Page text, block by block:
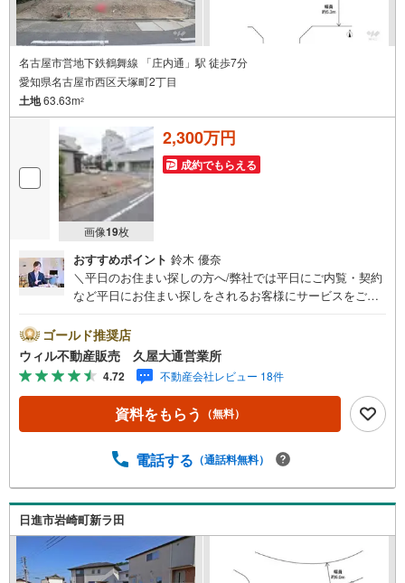
名古屋市営地下鉄鶴舞線 「庄内通」駅 徒歩7分
愛知県名古屋市西区天塚町2丁目
土地63.63m2
画像19枚
2,300万円
成約でもらえる
おすすめポイント 鈴木 優奈
＼平日のお住まい探しの方へ/弊社では平日にご内覧・契約
など平日にお住まい探しをされるお客様にサービスをご用
時まで”毎日”営業しています。事前にご予約頂きましたら営
業時間外でのご内覧もご対応いたします。＼本物件の他に
も気になる物件がある方へ/不動産業者間で不動産情報が共
有されているので、名古屋市全域や、その他隣接エリアで
もご内覧が可能です！ 【ウィル不動産販売 久屋大通営業
所】◎地下鉄東山線「栄」駅7A出口から徒歩1分、名城線
ズスペースあり◎営業時間 10:00～19:00（定休日無し） 上
軽にご連絡下さい！現地を見学される場合は「室内・現地
を見学する（無料）」ボタンよりご希望の日時をご記入い
ただけますとスムーズにご案内が可能です。
ゴールド推奨店
ウィル不動産販売 久屋大通営業所
4.72 不動産会社レビュー 18件
資料をもらう （無料）
電話する （通話料無料）
日進市岩崎町新ラ田